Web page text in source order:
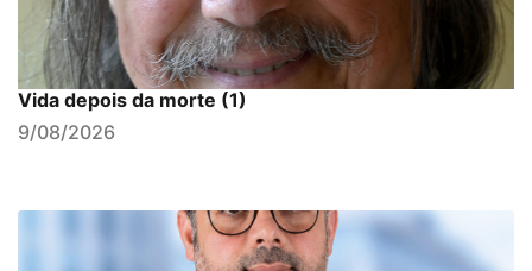
Vida depois da morte (1)
9/08/2026